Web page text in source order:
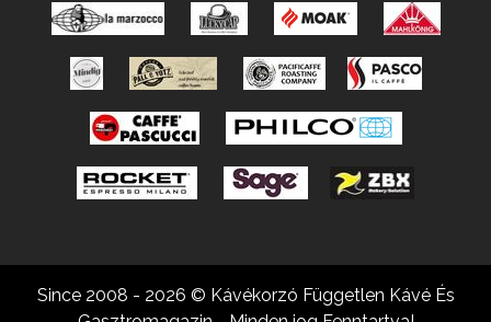
Since 2008 - 2026 © Kávékorzó Független Kávé És